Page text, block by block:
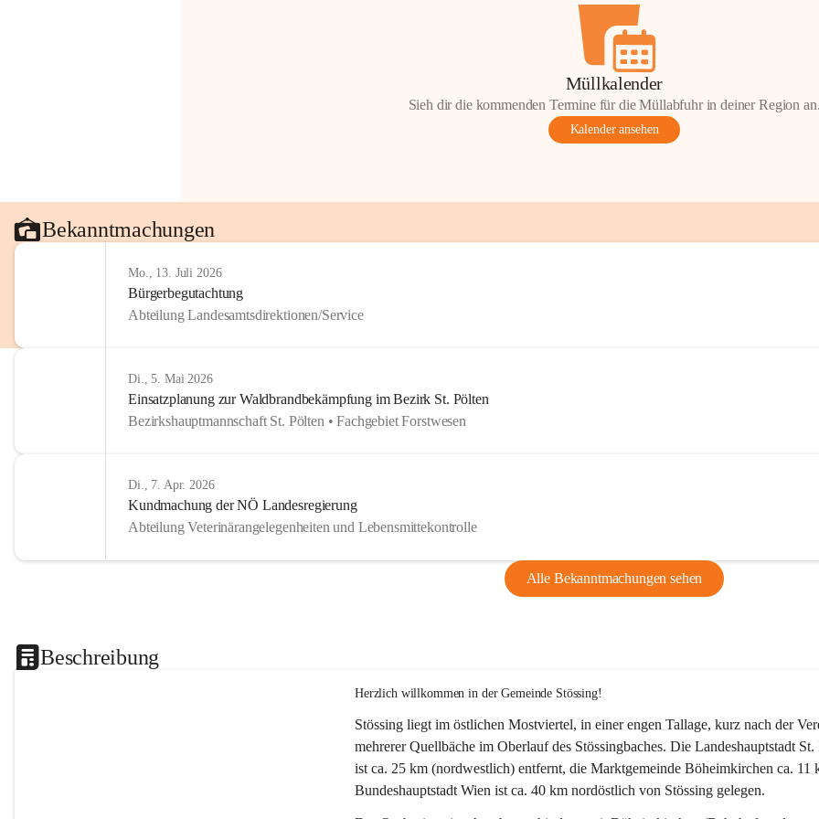
Müllkalender
Sieh dir die kommenden Termine für die Müllabfuhr in deiner Region
Kalender ansehen
Bekanntmachungen
Mo., 13. Juli 2026
Bürgerbegutachtung
Abteilung Landesamtsdirektionen/Service
Di., 5. Mai 2026
Einsatzplanung zur Waldbrandbekämpfung im Bezirk St. Pölten
Bezirkshauptmannschaft St. Pölten • Fachgebiet Forstwesen
Di., 7. Apr. 2026
Kundmachung der NÖ Landesregierung
Abteilung Veterinärangelegenheiten und Lebensmittekontrolle
Alle Bekanntmachungen sehen
Beschreibung
Herzlich willkommen in der Gemeinde Stössing!
Stössing liegt im östlichen Mostviertel, in einer engen Tallage, kurz nach der
mehrerer Quellbäche im Oberlauf des Stössingbaches. Die Landeshauptstadt
ist ca. 25 km (nordwestlich) entfernt, die Marktgemeinde Böheimkirchen ca.
Bundeshauptstadt Wien ist ca. 40 km nordöstlich von Stössing gelegen.